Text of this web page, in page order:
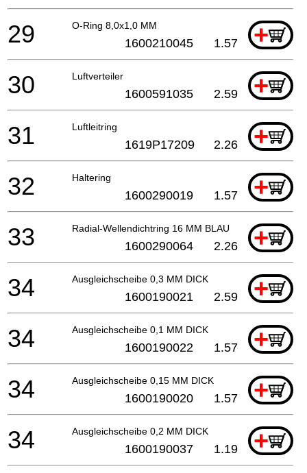
O-Ring 8,0x1,0 MM +
29 1600210045 1.57
Luftverteiler +
30 1600591035 2.59
Luftleitring +
31 1619P17209 2.26
Haltering +
32 1600290019 1.57
Radial-Wellendichtring 16 MM BLAU +
33 1600290064 2.26
Ausgleichscheibe 0,3 MM DICK +
34 1600190021 2.59
Ausgleichscheibe 0,1 MM DICK +
34 1600190022 1.57
Ausgleichscheibe 0,15 MM DICK +
34 1600190020 1.57
Ausgleichscheibe 0,2 MM DICK +
34 1600190037 1.19